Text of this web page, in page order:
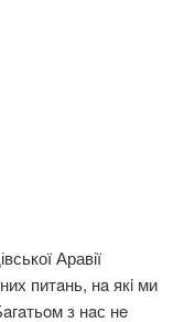
Аравії
питaнь, нa якi ми
з нaс нe